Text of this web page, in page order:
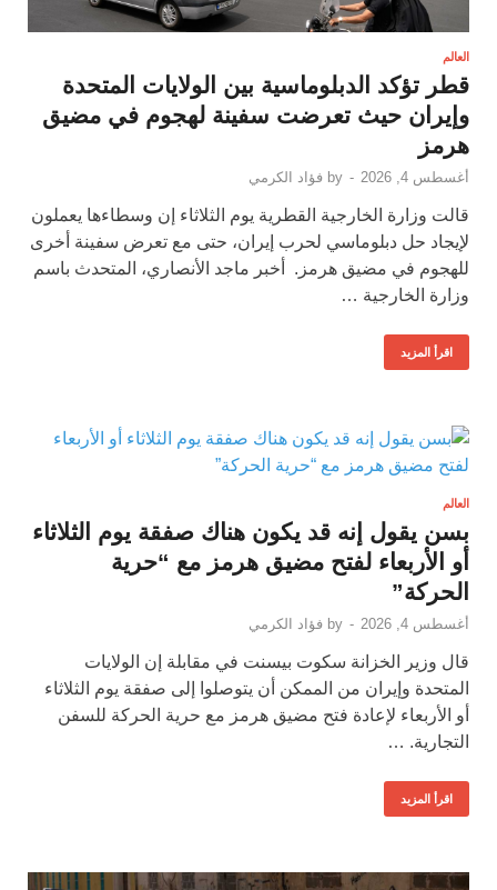
العالم
قطر تؤكد الدبلوماسية بين الولايات المتحدة
وإيران حيث تعرضت سفينة لهجوم في مضيق
هرمز
أغسطس 4, 2026 -
by فؤاد الكرمي
قالت وزارة الخارجية القطرية يوم الثلاثاء إن وسطاءها يعملون
لإيجاد حل دبلوماسي لحرب إيران، حتى مع تعرض سفينة أخرى
للهجوم في مضيق هرمز. أخبر ماجد الأنصاري، المتحدث باسم
وزارة الخارجية …
اقرأ المزيد
العالم
بسن يقول إنه قد يكون هناك صفقة يوم الثلاثاء
أو الأربعاء لفتح مضيق هرمز مع “حرية
الحركة”
أغسطس 4, 2026 -
by فؤاد الكرمي
قال وزير الخزانة سكوت بيسنت في مقابلة إن الولايات
المتحدة وإيران من الممكن أن يتوصلوا إلى صفقة يوم الثلاثاء
أو الأربعاء لإعادة فتح مضيق هرمز مع حرية الحركة للسفن
التجارية. …
اقرأ المزيد